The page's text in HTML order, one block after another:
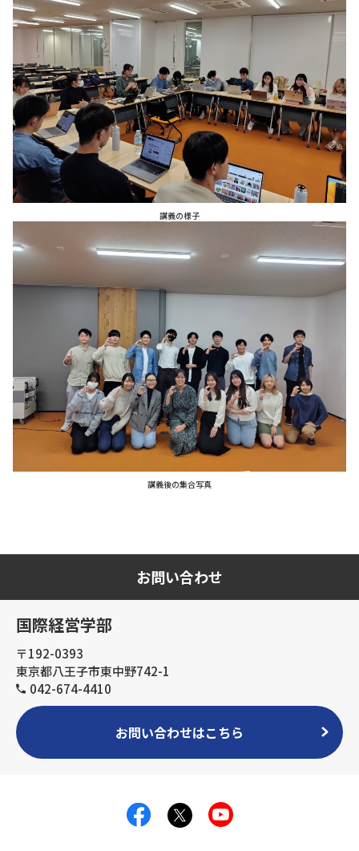
講義の様子
講義後の集合写真
お問い合わせ
国際経営学部
〒192-0393
東京都八王子市東中野742-1
042-674-4410
お問い合わせはこちら